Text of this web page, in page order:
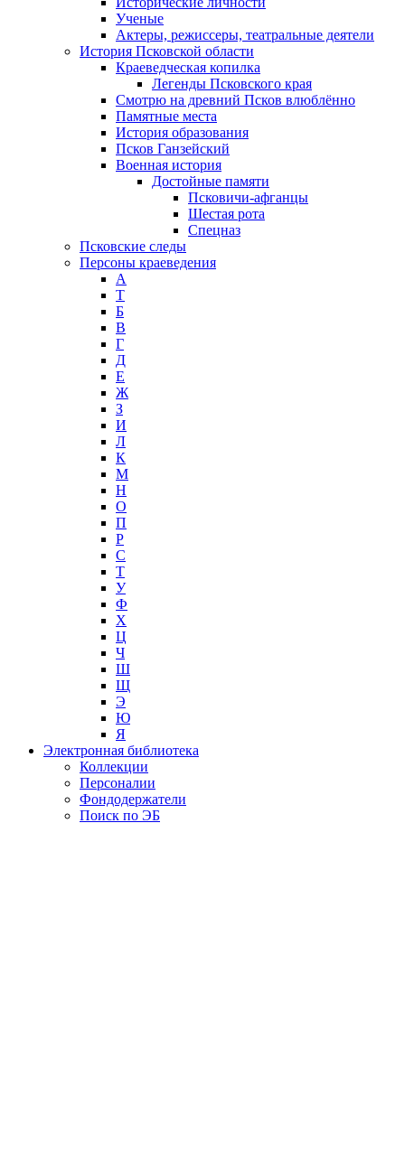
Ученые
Актеры, режиссеры, театральные деятели
История Псковской области
Краеведческая копилка
Легенды Псковского края
Смотрю на древний Псков влюблённо
Памятные места
История образования
Псков Ганзейский
Военная история
Достойные памяти
Псковичи-афганцы
Шестая рота
Спецназ
Псковские следы
Персоны краеведения
А
T
Б
В
Г
Д
Е
Ж
З
И
Л
К
М
Н
О
П
Р
С
Т
У
Ф
Х
Ц
Ч
Ш
Щ
Э
Ю
Я
Электронная библиотека
Коллекции
Персоналии
Фондодержатели
Поиск по ЭБ